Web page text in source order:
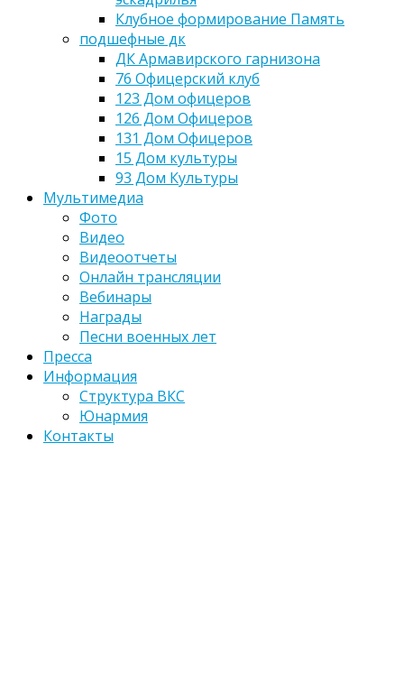
Клубное формирование Память
подшефные дк
ДК Армавирского гарнизона
76 Офицерский клуб
123 Дом офицеров
126 Дом Офицеров
131 Дом Офицеров
15 Дом культуры
93 Дом Культуры
Мультимедиа
Фото
Видео
Видеоотчеты
Онлайн трансляции
Вебинары
Награды
Песни военных лет
Пресса
Информация
Структура ВКС
Юнармия
Контакты